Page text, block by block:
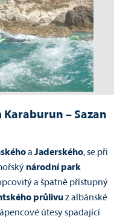
– Sazan
a Jaderského, se při
národní park
a špatně přístupný
průlivuz albánské
útesy spadající